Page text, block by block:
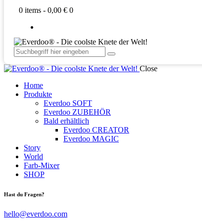
0 items - 0,00 € 0
Close
Home
Produkte
Everdoo SOFT
Everdoo ZUBEHÖR
Bald erhältlich
Everdoo CREATOR
Everdoo MAGIC
Story
World
Farb-Mixer
SHOP
facebook-
instagram
tik-
Hast du Fragen?
hello@everdoo.com